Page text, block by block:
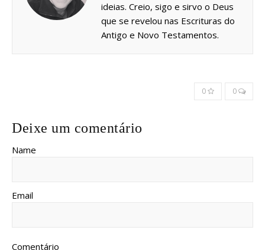
ideias. Creio, sigo e sirvo o Deus
que se revelou nas Escrituras do
Antigo e Novo Testamentos.
0 0
Deixe um comentário
Name
Email
Comentário